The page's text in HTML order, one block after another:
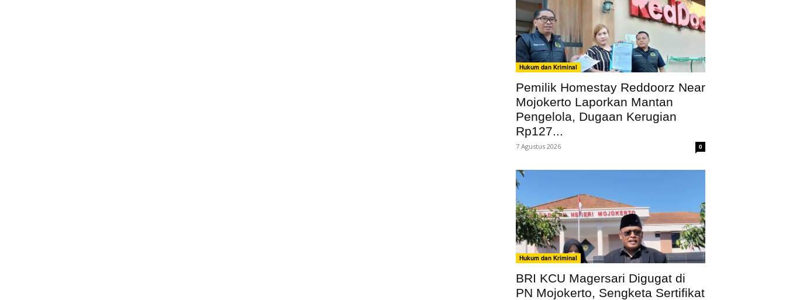
Hukum dan Kriminal
Pemilik Homestay Reddoorz Near
Mojokerto Laporkan Mantan
Pengelola, Dugaan Kerugian
Rp127...
7 Agustus 2026 0
Hukum dan Kriminal
BRI KCU Magersari Digugat di
PN Mojokerto, Sengketa Sertifikat